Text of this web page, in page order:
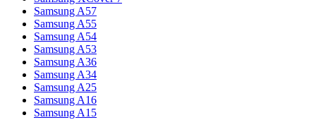
Samsung A57
Samsung A55
Samsung A54
Samsung A53
Samsung A36
Samsung A34
Samsung A25
Samsung A16
Samsung A15